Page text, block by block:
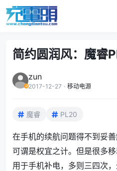
简约圆润风：魔睿
zun
2017-12-27 · 移动电源
魔睿 PL20
在手机的续航问题得不到妥
可谓是权宜之计。但是很多移
用于手机补电，多则三四次